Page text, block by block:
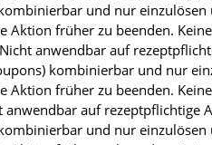
und nur einzulösen
früher zu beenden.
anwendbar auf
kombinierbar und nur
früher zu beenden.
anwendbar auf rezeptpflichtige
und nur einzulösen